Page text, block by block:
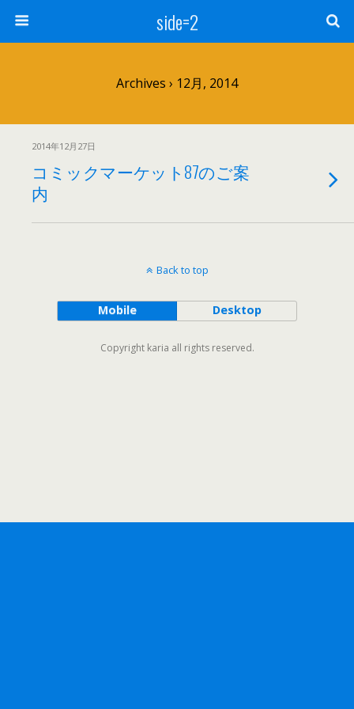
side=2
Archives › 12月, 2014
2014年12月27日
コミックマーケット87のご案
内
Back to top
Mobile Desktop
Copyright karia all rights reserved.